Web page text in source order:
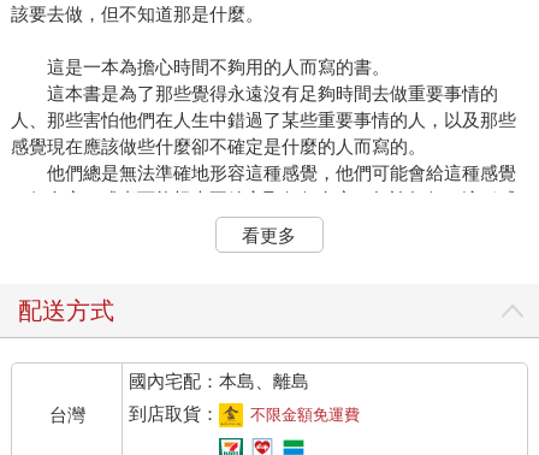
該要去做，但不知道那是什麼。
這是一本為擔心時間不夠用的人而寫的書。
這本書是為了那些覺得永遠沒有足夠時間去做重要事情的
人、那些害怕他們在人生中錯過了某些重要事情的人，以及那些
感覺現在應該做些什麼卻不確定是什麼的人而寫的。
他們總是無法準確地形容這種感覺，他們可能會給這種感覺
一個名字，或者可能根本不給它取任何名字。無論如何，這種感
我將這種經驗稱為「時間焦慮」。我不是因為學術上的興趣
於自己多年的掙扎。很快地，我發現許多人都以自己的方式應對
更糟。
當時我撰寫一篇部落格文章，分享我的經驗時，評論和電子
郵件如潮水般湧入：
‧「我的朋友和我一直都在談論這個。」
看更多
配送方式
台灣
國內宅配：本島、離島
到店取貨：
不限金額免運費